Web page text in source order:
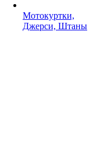
Мотокуртки,
Джерси, Штаны